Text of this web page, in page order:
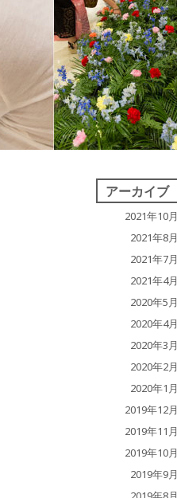
アーカイブ
2021年10月
2021年8月
2021年7月
2021年4月
2020年5月
2020年4月
2020年3月
2020年2月
2020年1月
2019年12月
2019年11月
2019年10月
2019年9月